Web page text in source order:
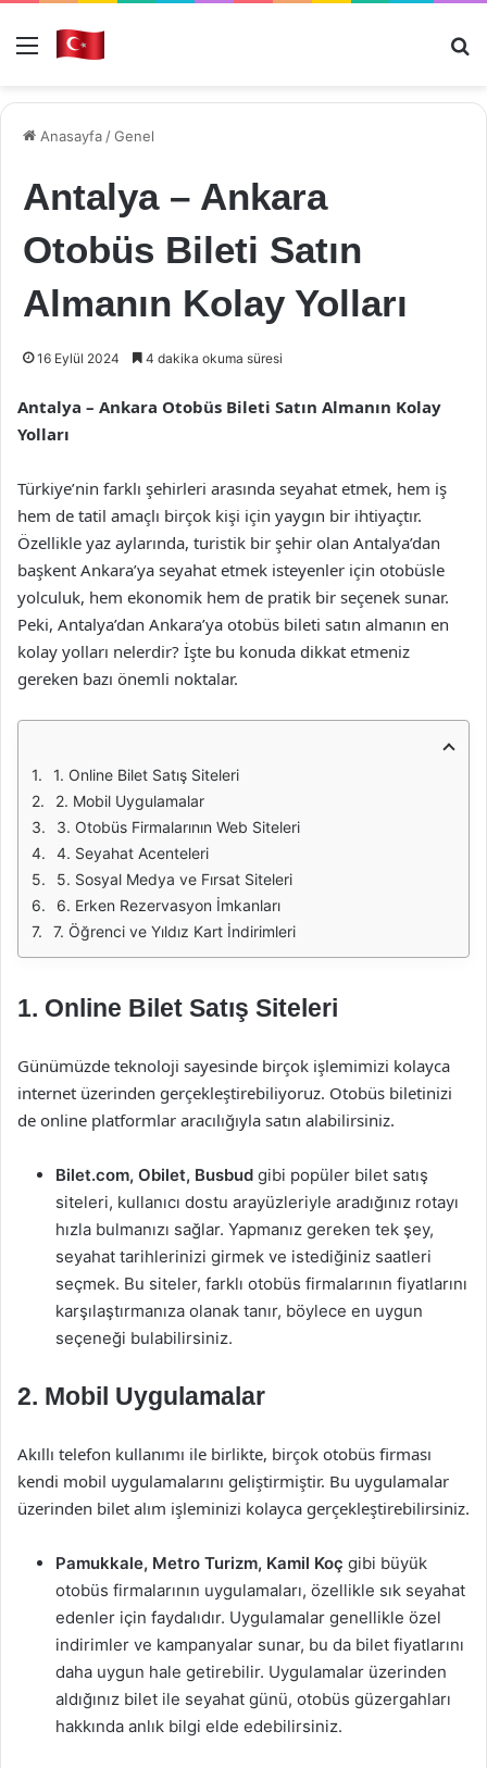
Menü
Anasayfa /Genel
Antalya – Ankara
Otobüs Bileti Satın
Almanın Kolay Yolları
16 Eylül 2024 4 dakika okuma süresi
Antalya – Ankara Otobüs Bileti Satın Almanın Kolay
Yolları
Türkiye’nin farklı şehirleri arasında seyahat etmek, hem iş
hem de tatil amaçlı birçok kişi için yaygın bir ihtiyaçtır.
Özellikle yaz aylarında, turistik bir şehir olan Antalya’dan
başkent Ankara’ya seyahat etmek isteyenler için otobüsle
yolculuk, hem ekonomik hem de pratik bir seçenek sunar.
Peki, Antalya’dan Ankara’ya otobüs bileti satın almanın en
kolay yolları nelerdir? İşte bu konuda dikkat etmeniz
gereken bazı önemli noktalar.
1. Online Bilet Satış Siteleri
2. Mobil Uygulamalar
3. Otobüs Firmalarının Web Siteleri
4. Seyahat Acenteleri
5. Sosyal Medya ve Fırsat Siteleri
6. Erken Rezervasyon İmkanları
7. Öğrenci ve Yıldız Kart İndirimleri
1. Online Bilet Satış Siteleri
Günümüzde teknoloji sayesinde birçok işlemimizi kolayca
internet üzerinden gerçekleştirebiliyoruz. Otobüs biletinizi
de online platformlar aracılığıyla satın alabilirsiniz.
Bilet.com, Obilet, Busbud gibi popüler bilet satış
siteleri, kullanıcı dostu arayüzleriyle aradığınız rotayı
hızla bulmanızı sağlar. Yapmanız gereken tek şey,
seyahat tarihlerinizi girmek ve istediğiniz saatleri
seçmek. Bu siteler, farklı otobüs firmalarının fiyatlarını
karşılaştırmanıza olanak tanır, böylece en uygun
seçeneği bulabilirsiniz.
2. Mobil Uygulamalar
Akıllı telefon kullanımı ile birlikte, birçok otobüs firması
kendi mobil uygulamalarını geliştirmiştir. Bu uygulamalar
üzerinden bilet alım işleminizi kolayca gerçekleştirebilirsiniz.
Pamukkale, Metro Turizm, Kamil Koç gibi büyük
otobüs firmalarının uygulamaları, özellikle sık seyahat
edenler için faydalıdır. Uygulamalar genellikle özel
indirimler ve kampanyalar sunar, bu da bilet fiyatlarını
daha uygun hale getirebilir. Uygulamalar üzerinden
aldığınız bilet ile seyahat günü, otobüs güzergahları
hakkında anlık bilgi elde edebilirsiniz.